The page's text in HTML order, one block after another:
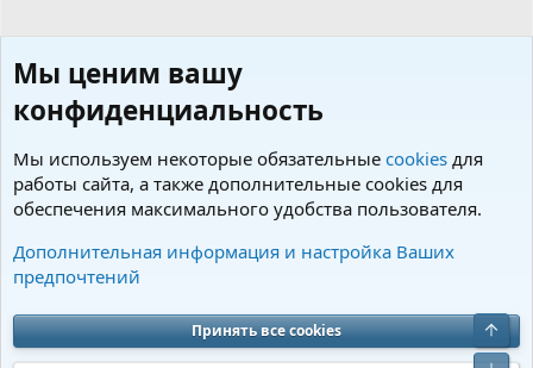
Пользователи
Cookies Charm by DCom
Обратная связь
Условия и правила
Политика конфиденциальности
Помощь
S
Мы ценим вашу
конфиденциальность
Мы используем некоторые обязательные cookies для
работы сайта, а также дополнительные cookies для
обеспечения максимального удобства пользователя.
Дополнительная информация и настройка Ваших
предпочтений
Принять все cookies
Верх